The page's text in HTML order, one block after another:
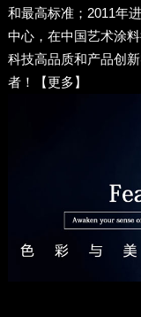
和最高标准；2011年
中心，在中国艺术涂
科技高品质和产品创
者！【更多】